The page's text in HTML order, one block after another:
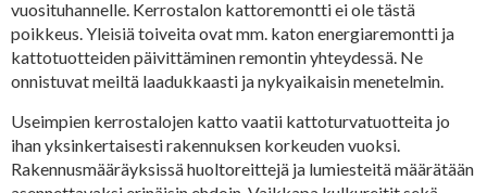
vuosituhannelle. Kerrostalon kattoremontti ei ole tästä
poikkeus. Yleisiä toiveita ovat mm. katon energiaremontti ja
kattotuotteiden päivittäminen remontin yhteydessä. Ne
onnistuvat meiltä laadukkaasti ja nykyaikaisin menetelmin.
Useimpien kerrostalojen katto vaatii kattoturvatuotteita jo
ihan yksinkertaisesti rakennuksen korkeuden vuoksi.
Rakennusmääräyksissä huoltoreittejä ja lumiesteitä määrätään